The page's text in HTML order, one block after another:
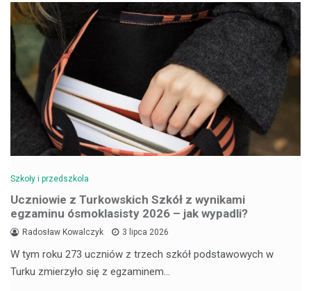
Szkoły i przedszkola
Uczniowie z Turkowskich Szkół z wynikami
egzaminu ósmoklasisty 2026 – jak wypadli?
Radosław Kowalczyk 3 lipca 2026
W tym roku 273 uczniów z trzech szkół podstawowych w
Turku zmierzyło się z egzaminem…